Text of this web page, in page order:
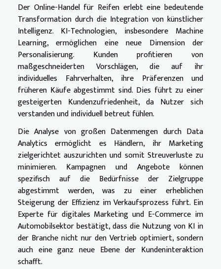
Der Online-Handel für Reifen erlebt eine bedeutende
Transformation durch die Integration von künstlicher
Intelligenz. KI-Technologien, insbesondere Machine
Learning, ermöglichen eine neue Dimension der
Personalisierung. Kunden profitieren von
maßgeschneiderten Vorschlägen, die auf ihr
individuelles Fahrverhalten, ihre Präferenzen und
früheren Käufe abgestimmt sind. Dies führt zu einer
gesteigerten Kundenzufriedenheit, da Nutzer sich
verstanden und individuell betreut fühlen.
Die Analyse von großen Datenmengen durch Data
Analytics ermöglicht es Händlern, ihr Marketing
zielgerichtet auszurichten und somit Streuverluste zu
minimieren. Kampagnen und Angebote können
spezifisch auf die Bedürfnisse der Zielgruppe
abgestimmt werden, was zu einer erheblichen
Steigerung der Effizienz im Verkaufsprozess führt. Ein
Experte für digitales Marketing und E-Commerce im
Automobilsektor bestätigt, dass die Nutzung von KI in
der Branche nicht nur den Vertrieb optimiert, sondern
auch eine ganz neue Ebene der Kundeninteraktion
schafft.